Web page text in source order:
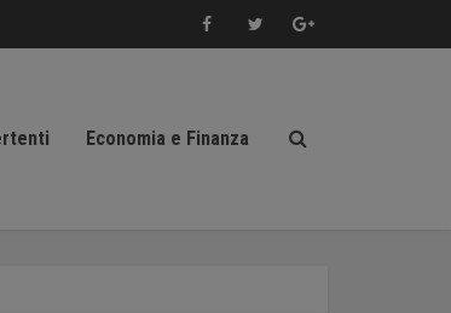
Economia e Finanza